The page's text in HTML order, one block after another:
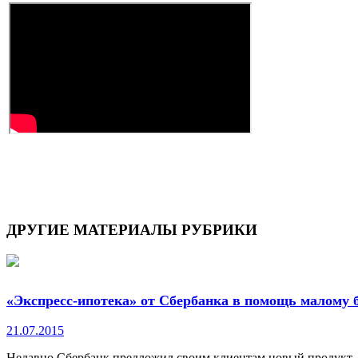
ДРУГИЕ МАТЕРИАЛЫ РУБРИКИ
«Экспресс-ипотека» от Сбербанка в помощь малому
21.07.2015